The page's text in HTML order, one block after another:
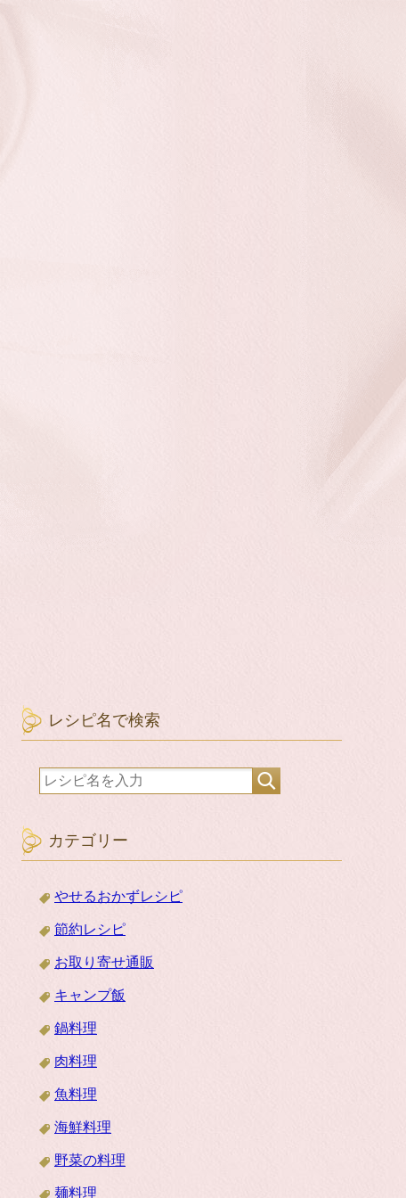
レシピ名で検索
カテゴリー
やせるおかずレシピ
節約レシピ
お取り寄せ通販
キャンプ飯
鍋料理
肉料理
魚料理
海鮮料理
野菜の料理
麺料理